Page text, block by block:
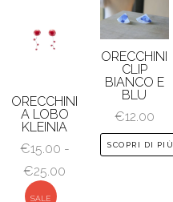
ORECCHINI
A LOBO
KLEINIA
€15.00 -
€25.00
SALE
ORECCHINI
CLIP
BIANCO E
BLU
€12.00
SCOPRI DI PIÙ